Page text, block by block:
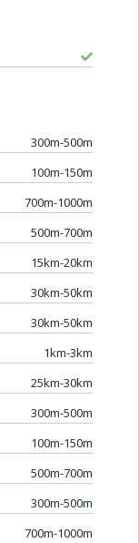
300m-500m
100m-150m
700m-1000m
500m-700m
15km-20km
30km-50km
30km-50km
1km-3km
25km-30km
300m-500m
100m-150m
500m-700m
300m-500m
700m-1000m